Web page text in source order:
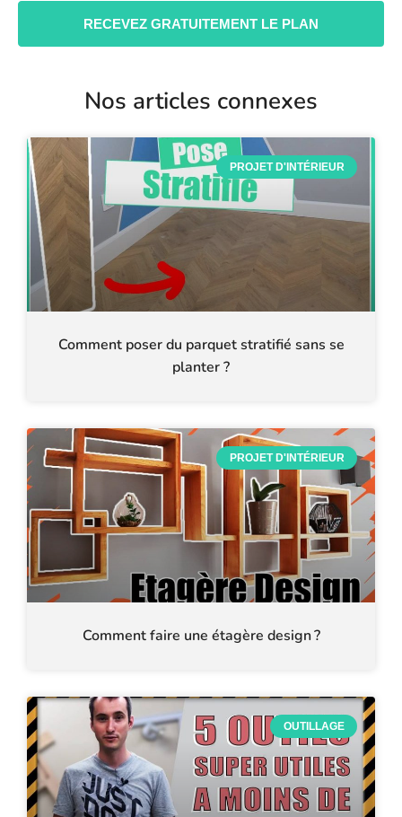
RECEVEZ GRATUITEMENT LE PLAN
Nos articles connexes
PROJET D'INTÉRIEUR
Comment poser du parquet stratifié sans se
planter ?
PROJET D'INTÉRIEUR
Comment faire une étagère design ?
OUTILLAGE